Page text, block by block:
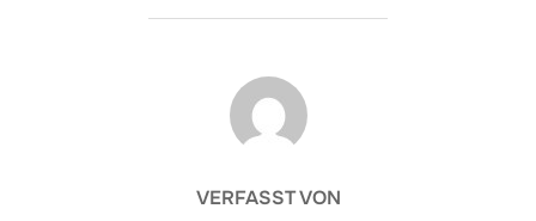
BEITRAGSAUTOR
VERFASST VON